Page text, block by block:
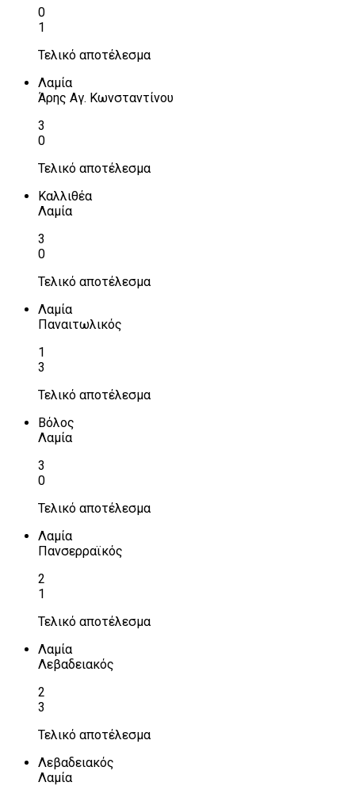
0
1
Τελικό αποτέλεσμα
Λαμία
Άρης Αγ. Κωνσταντίνου
3
0
Τελικό αποτέλεσμα
Καλλιθέα
Λαμία
3
0
Τελικό αποτέλεσμα
Λαμία
Παναιτωλικός
1
3
Τελικό αποτέλεσμα
Βόλος
Λαμία
3
0
Τελικό αποτέλεσμα
Λαμία
Πανσερραϊκός
2
1
Τελικό αποτέλεσμα
Λαμία
Λεβαδειακός
2
3
Τελικό αποτέλεσμα
Λεβαδειακός
Λαμία